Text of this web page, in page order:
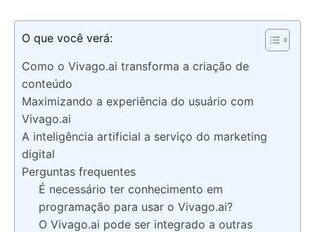
O que você verá:
Como o Vivago.ai transforma a criação de
conteúdo
Maximizando a experiência do usuário com
Vivago.ai
A inteligência artificial a serviço do marketing
digital
Perguntas frequentes
É necessário ter conhecimento em
programação para usar o Vivago.ai?
O Vivago.ai pode ser integrado a outras